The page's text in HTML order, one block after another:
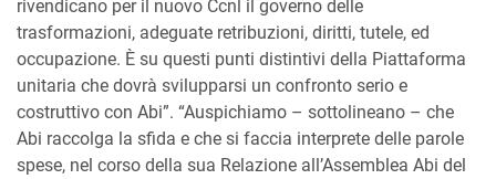
rivendicano per il nuovo Ccnl il governo delle
trasformazioni, adeguate retribuzioni, diritti, tutele, ed
occupazione. È su questi punti distintivi della Piattaforma
unitaria che dovrà svilupparsi un confronto serio e
costruttivo con Abi”. “Auspichiamo – sottolineano – che
Abi raccolga la sfida e che si faccia interprete delle parole
spese, nel corso della sua Relazione all’Assemblea Abi del